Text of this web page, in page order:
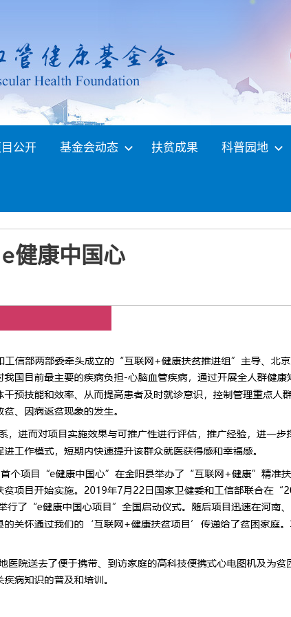
公开 基金会动态 扶贫成果 科普园地
健康中国心